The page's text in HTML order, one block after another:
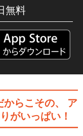
無料
らこその、
ア
がいっぱい！